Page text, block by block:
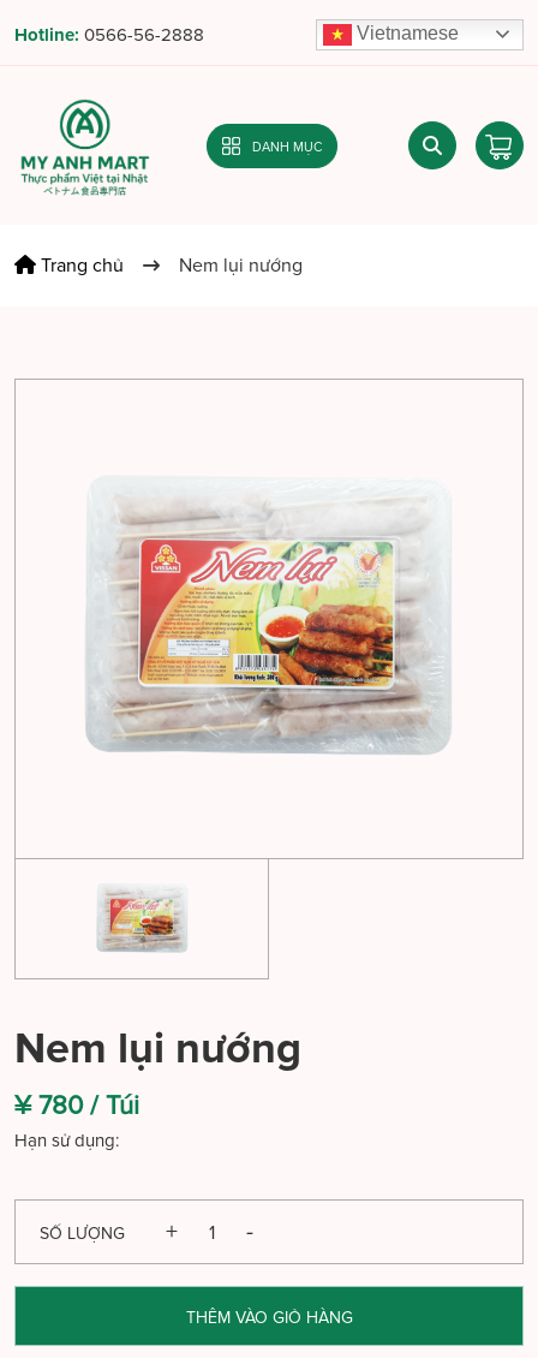
Hotline: 0566-56-2888 Vietnamese
DANH MỤC
Trang chủ Nem lụi nướng
Nem lụi nướng
¥ 780 /Túi
Hạn sử dụng:
SỐ LƯỢNG
THÊM VÀO GIỎ HÀNG